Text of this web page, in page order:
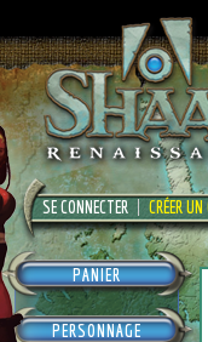
SE CONNECTER CRÉER
PANIER
PERSONNAGE